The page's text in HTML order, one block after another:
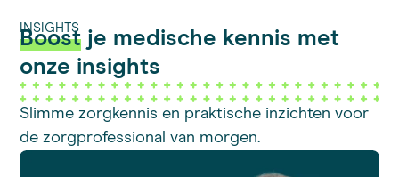
INSIGHTS
Boost je medische kennis met
onze insights
Slimme zorgkennis en praktische inzichten voor
de zorgprofessional van morgen.